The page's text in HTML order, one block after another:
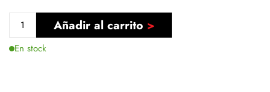
Añadir al carrito
En stock